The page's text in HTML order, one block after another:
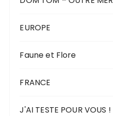
EUROPE
Faune et Flore
FRANCE
J'AI TESTE POUR VOUS !